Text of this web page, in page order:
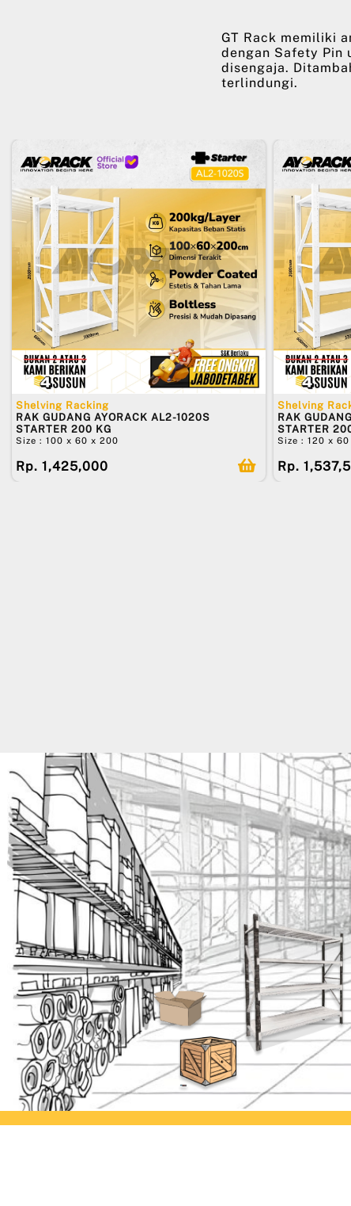
GT Rack memiliki
dengan Safety Pin
disengaja.
terlindungi.
Shelving Racking
RAK GUDANG AYORACK AL2-1020S
STARTER 200 KG
Size : 100 x 60 x 200
Rp. 1,425,000
Shelving
RAK
STARTER
Size : 120 x
Rp.